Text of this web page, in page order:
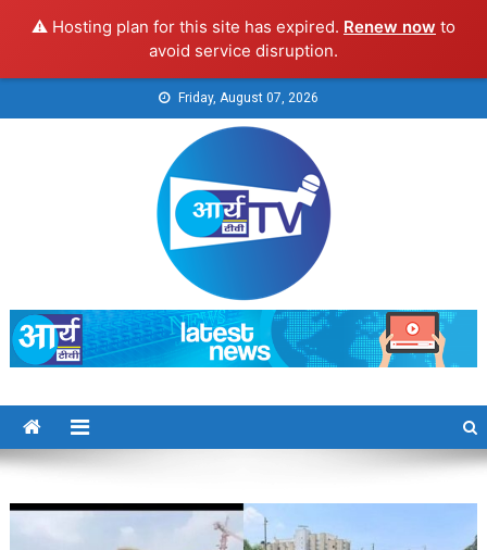
⚠️ Hosting plan for this site has expired. Renew now to
avoid service disruption.
to
Friday, August 07, 2026
Arya TV